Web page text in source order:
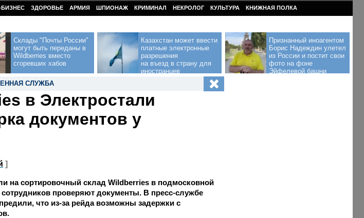
ЗДОРОВЬЕ АРМИЯ ШПИОНАЖ КРИМИНАЛ НЕКРОЛОГ КУЛЬТУРА КНИЖНАЯ ПОЛКА
Склады "Почты России"
могут быть переданы в
Wildberries вместо
сгоревших хабов
Казахстан может ввести
платные электронные
разрешения
на въезд в страну для
иностранцев
Признанный иноагентом
Борис Надеждин улетел
из России и постит свои
фото на фоне
Эйфелевой башни
СЛУЖБА
в Электростали
документов у
]
на сортировочный склад Wildberries в подмосковной
сотрудников проверяют документы. В пресс-службе
что из-за рейда возможны задержки с